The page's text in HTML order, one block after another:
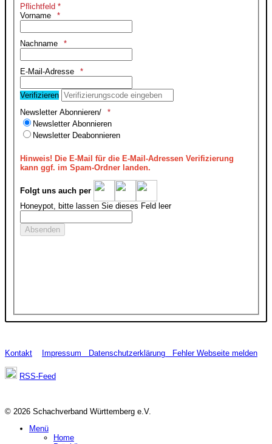
Pflichtfeld *
Vorname
Nachname
E-Mail-Adresse
Verifizieren
Newsletter Abonnieren/
Newsletter Abonnieren
Newsletter Deabonnieren
Hinweis! Die E-Mail für die E-Mail-Adressen Verifizierung
kann ggf. im Spam-Ordner landen.
Folgt uns auch per
Honeypot, bitte lassen Sie dieses Feld leer
Kontakt Impressum Datenschutzerklärung Fehler Webseite melden
RSS-Feed
© 2026 Schachverband Württemberg e.V.
Menü
Home